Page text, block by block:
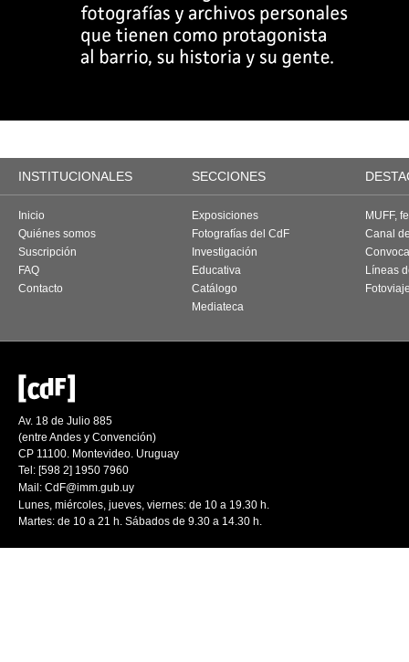
INSTITUCIONALES SECCIONES
Inicio
Quiénes somos
Suscripción
FAQ
Contacto
Exposiciones
Fotografías del CdF
Investigación
Educativa
Catálogo
Mediateca
MUFF,
Canal
Líneas
Av. 18 de Julio 885
(entre Andes y Convención)
CP 11100. Montevideo. Uruguay
Tel: [598 2] 1950 7960
Mail: CdF@imm.gub.uy
Lunes, miércoles, jueves, viernes: de 10 a 19.30 h.
Martes: de 10 a 21 h. Sábados de 9.30 a 14.30 h.